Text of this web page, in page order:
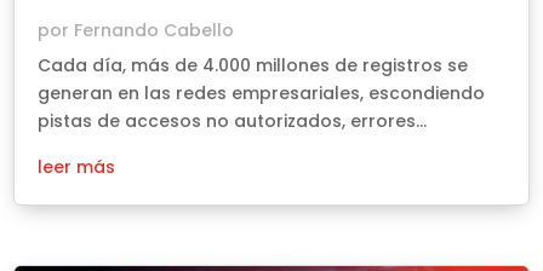
por Fernando Cabello
Cada día, más de 4.000 millones de registros se
generan en las redes empresariales, escondiendo
pistas de accesos no autorizados, errores...
leer más